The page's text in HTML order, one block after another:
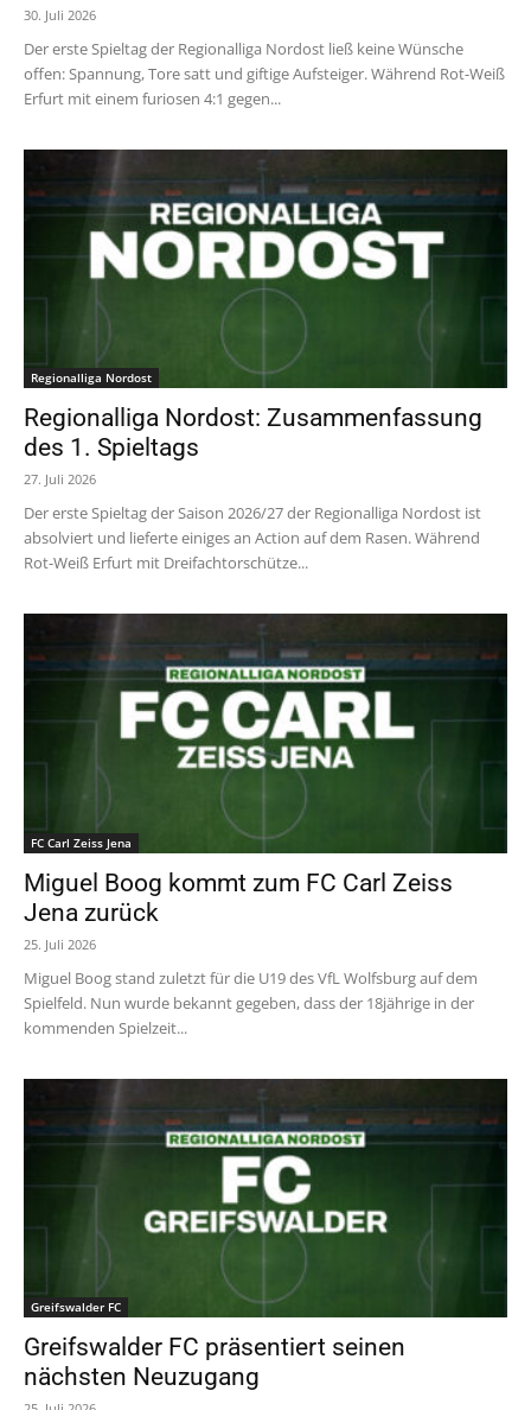
30. Juli 2026
Der erste Spieltag der Regionalliga Nordost ließ keine Wünsche
offen: Spannung, Tore satt und giftige Aufsteiger. Während Rot-Weiß
Erfurt mit einem furiosen 4:1 gegen...
Regionalliga Nordost
Regionalliga Nordost: Zusammenfassung
des 1. Spieltags
27. Juli 2026
Der erste Spieltag der Saison 2026/27 der Regionalliga Nordost ist
absolviert und lieferte einiges an Action auf dem Rasen. Während
Rot-Weiß Erfurt mit Dreifachtorschütze...
FC Carl Zeiss Jena
Miguel Boog kommt zum FC Carl Zeiss
Jena zurück
25. Juli 2026
Miguel Boog stand zuletzt für die U19 des VfL Wolfsburg auf dem
Spielfeld. Nun wurde bekannt gegeben, dass der 18jährige in der
kommenden Spielzeit...
Greifswalder FC
Greifswalder FC präsentiert seinen
nächsten Neuzugang